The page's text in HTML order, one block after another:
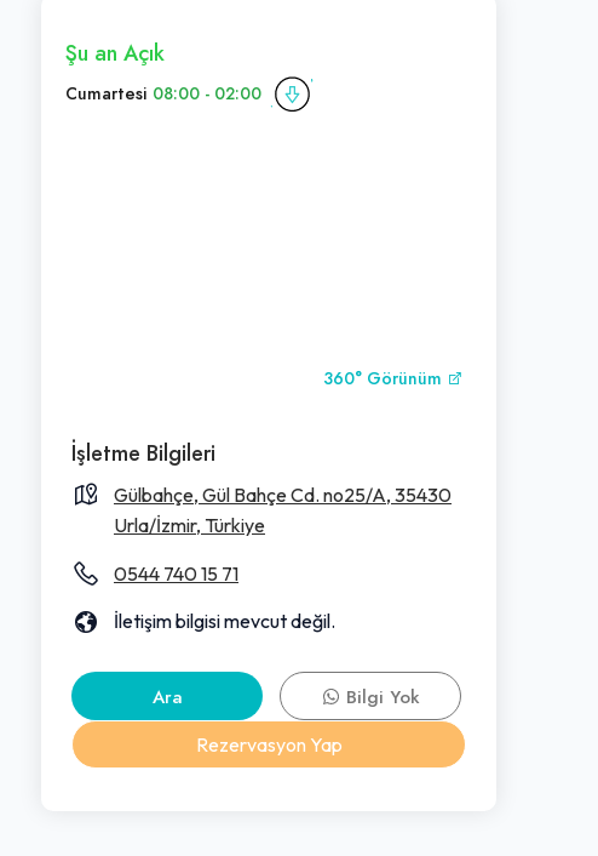
Şu an Açık
Cumartesi 08:00 - 02:00
360° Görünüm
İşletme Bilgileri
Gülbahçe, Gül Bahçe Cd. no25/A, 35430
Urla/İzmir, Türkiye
0544 740 15 71
İletişim bilgisi mevcut değil.
Ara
Bilgi Yok
Rezervasyon Yap